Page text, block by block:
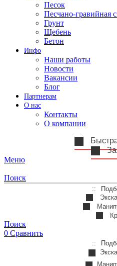
Песок
Песчано-гравийная
Грунт
Щебень
Бетон
Инфо
Наши работы
Новости
Вакансии
Блог
Партнерам
О нас
Контакты
О компании
Меню
Поиск
Поиск
0 Сравнить